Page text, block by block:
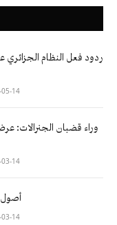
ردود فعل النظام الجزائري
14
وراء قضبان الجنرالات:
14
أصول
14